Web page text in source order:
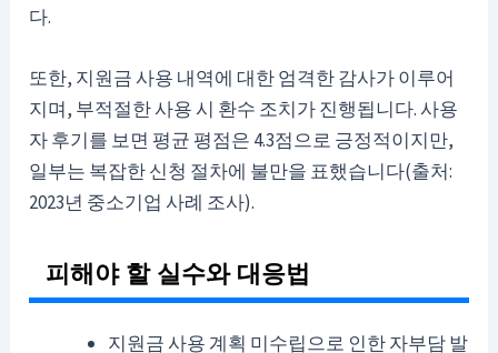
다.
또한, 지원금 사용 내역에 대한 엄격한 감사가 이루어
지며, 부적절한 사용 시 환수 조치가 진행됩니다. 사용
자 후기를 보면 평균 평점은 4.3점으로 긍정적이지만,
일부는 복잡한 신청 절차에 불만을 표했습니다(출처:
2023년 중소기업 사례 조사).
피해야 할 실수와 대응법
지원금 사용 계획 미수립으로 인한 자부담 발